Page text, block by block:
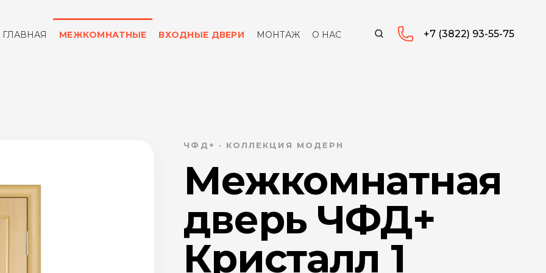
ГЛАВНАЯ МЕЖКОМНАТНЫЕ ВХОДНЫЕ ДВЕРИ МОНТАЖ О НАС +7 (3822) 93-55-75
ЧФД+ · КОЛЛЕКЦИЯ МОДЕРН
Межкомнатная
дверь ЧФД+
Кристалл 1